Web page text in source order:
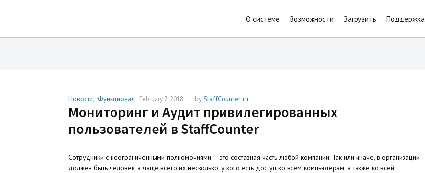
О системе Возможности Загрузить Поддержка
Новости,Функционал, February 7, 2018 byStaffCounter ru
Мониторинг и Аудит привилегированных
пользователей в StaffCounter
Сотрудники с неограниченными полномочиями – это составная часть любой компании. Так или иначе, в организации
должен быть человек, а чаще всего их несколько, у кого есть доступ ко всем компьютерам, а также ко всей